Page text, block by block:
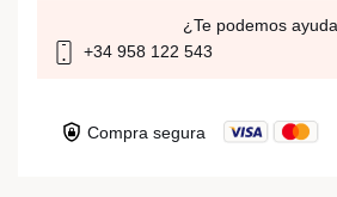
¿Te podemos
+34 958 122 543
Compra segura